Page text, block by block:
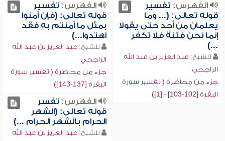
الفهرس: تفسير
قوله تعالى: (... وما
يعلمان من أحد حتى يقولا
إنما نحن فتنة فلا تكفر
...)
للشيخ: عبد العزيز بن عبد الله
الراجحي
جزء من محاضرة ( تفسير سورة
البقرة [102-103] - [1])
الفهرس: تفسير
قوله تعالى: (فإن آمنوا
بمثل ما آمنتم به فقد
اهتدوا...)
للشيخ: عبد العزيز بن عبد الله
الراجحي
جزء من محاضرة ( تفسير سورة
البقرة [137-143])
الفهرس: تفسر
قوله تعالى: (الشهر
الحرام بالشهر الحرام ...)
للشيخ: عبد العزيز بن عبد الله